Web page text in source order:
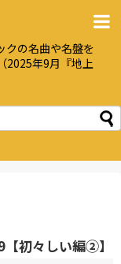
クの名曲や名盤を
2025年9月『地上
初々しい編②】